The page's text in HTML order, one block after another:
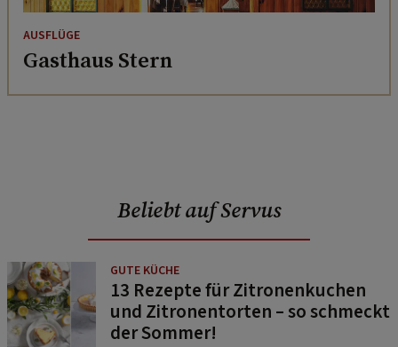
AUSFLÜGE
Gasthaus Stern
Beliebt auf Servus
GUTE KÜCHE
13 Rezepte für Zitronenkuchen
und Zitronentorten – so schmeckt
der Sommer!